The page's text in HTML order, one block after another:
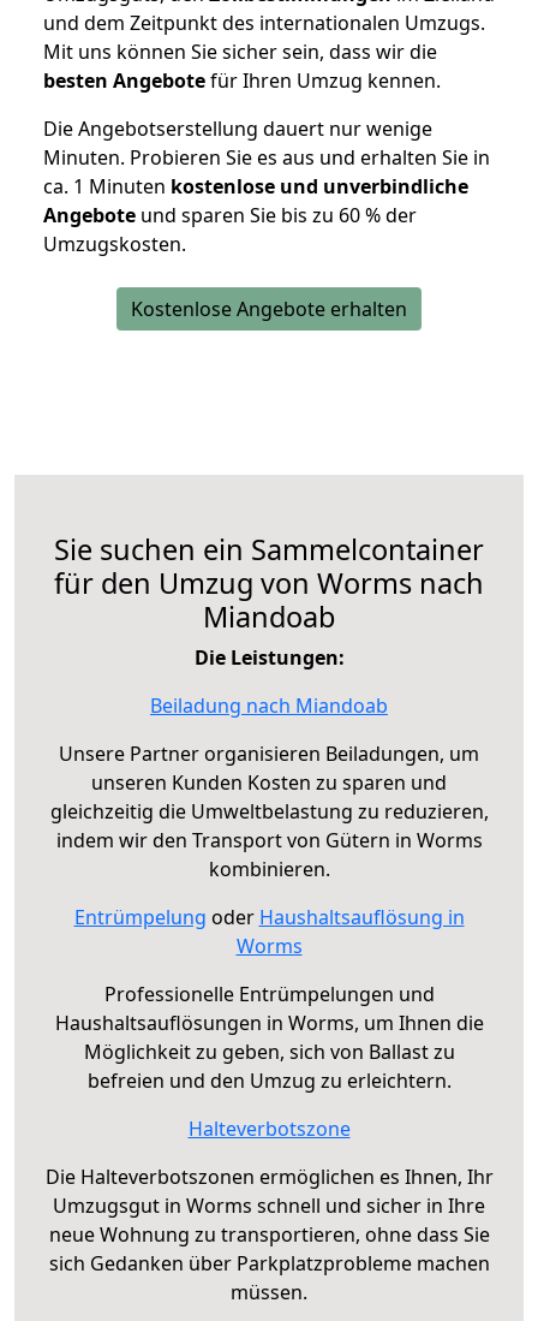
und dem Zeitpunkt des internationalen Umzugs.
Mit uns können Sie sicher sein, dass wir die
besten Angebotefür Ihren Umzug kennen.
Die Angebotserstellung dauert nur wenige
Minuten. Probieren Sie es aus und erhalten Sie in
ca. 1 Minuten kostenlose und unverbindliche
Angebote und sparen Sie bis zu 60 % der
Umzugskosten.
Kostenlose Angebote erhalten
Sie suchen ein Sammelcontainer
für den Umzug von Worms nach
Miandoab
Die Leistungen:
Beiladung nach Miandoab
Unsere Partner organisieren Beiladungen, um
unseren Kunden Kosten zu sparen und
gleichzeitig die Umweltbelastung zu reduzieren,
indem wir den Transport von Gütern in Worms
kombinieren.
Entrümpelung oder Haushaltsauflösung in
Worms
Professionelle Entrümpelungen und
Haushaltsauflösungen in Worms, um Ihnen die
Möglichkeit zu geben, sich von Ballast zu
befreien und den Umzug zu erleichtern.
Halteverbotszone
Die Halteverbotszonen ermöglichen es Ihnen, Ihr
Umzugsgut in Worms schnell und sicher in Ihre
neue Wohnung zu transportieren, ohne dass Sie
sich Gedanken über Parkplatzprobleme machen
müssen.